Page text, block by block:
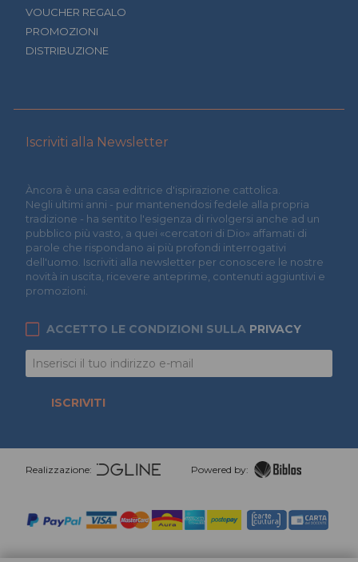
VOUCHER REGALO
PROMOZIONI
DISTRIBUZIONE
Iscriviti alla Newsletter
Àncora è una casa editrice d'ispirazione cattolica.
Negli ultimi anni - pur mantenendosi fedele alla propria
tradizione - ha sentito l'esigenza di rivolgersi anche ad un
pubblico più vasto, a quei «cercatori di Dio» affamati di
parole che rispondano ai più profondi interrogativi
dell'uomo. Iscriviti alla newsletter per conoscere le nostre
novità in uscita, ricevere anteprime, contenuti aggiuntivi e
promozioni.
ACCETTO LE CONDIZIONI SULLA PRIVACY
ISCRIVITI
Realizzazione: Powered by: